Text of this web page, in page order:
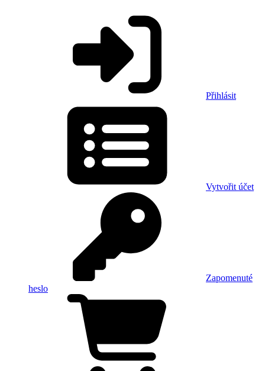
Přihlásit
Vytvořit účet
Zapomenuté
heslo